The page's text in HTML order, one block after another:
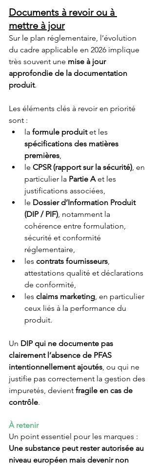
Documents à revoir ou à
mettre à jour
Sur le plan réglementaire, l’évolution
du cadre applicable en 2026 implique
très souvent une mise à jour
approfondie de la documentation
produit.
Les éléments clés à revoir en priorité
sont :
la formule produit et les
spécifications des matières
premières,
le CPSR (rapport sur la sécurité), en
particulier la Partie A et les
justifications associées,
le Dossier d’Information Produit
(DIP / PIF), notamment la
cohérence entre formulation,
sécurité et conformité
réglementaire,
les contrats fournisseurs,
attestations qualité et déclarations
de conformité,
les claims marketing, en particulier
ceux liés à la performance du
produit.
Un DIP qui ne documente pas
clairement l’absence de PFAS
intentionnellement ajoutés, ou qui ne
justifie pas correctement la gestion des
impuretés, devient fragile en cas de
contrôle.
À retenir
Un point essentiel pour les marques :
Une substance peut rester autorisée au
niveau européen mais devenir non